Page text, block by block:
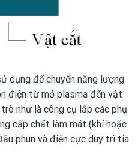
dụng để chuyển năng lượng
điện từ mỏ plasma đến vật
như là công cụ lắp các phụ
cấp chất làm mát (khí hoặc
phun và điện cực duy trì tia